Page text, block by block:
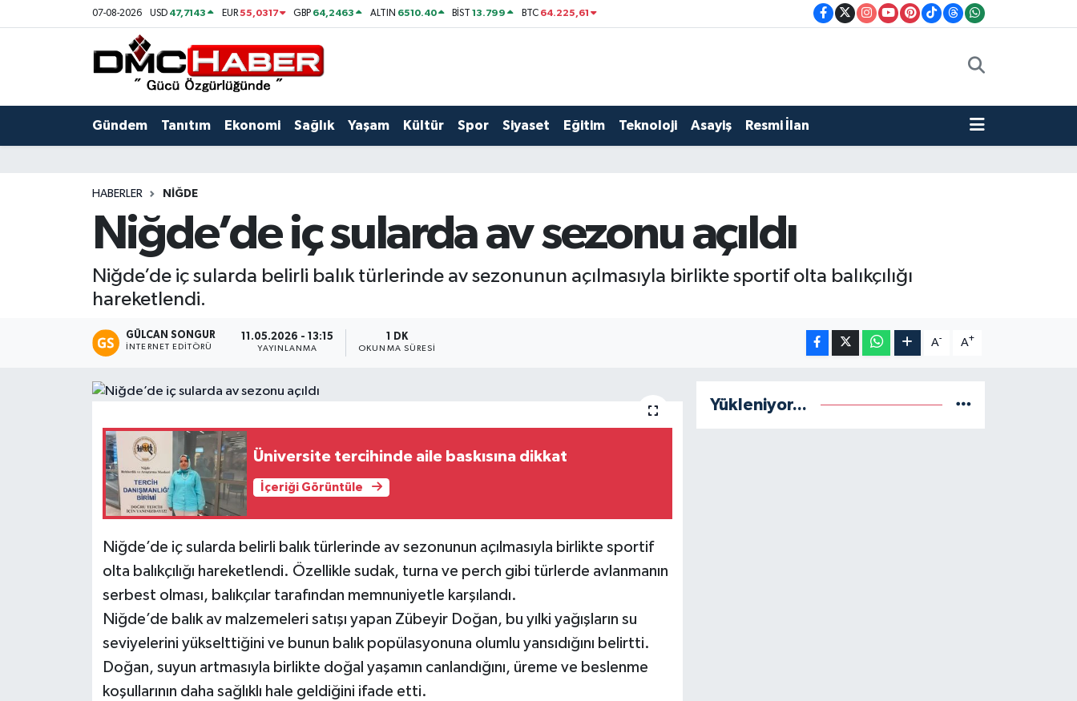
07-08-2026 USD 47,7143 EUR55,0317 GBP 64,2463 ALTIN 6510.40 BİST13.799 BTC 64.225,61
Gündem Tanıtım Ekonomi Sağlık Yaşam Kültür Spor Siyaset Eğitim Teknoloji Asayiş Resmi İlan
HABERLER NIĞDE
Niğde’de iç sularda av sezonu açıldı
Niğde’de iç sularda belirli balık türlerinde av sezonunun açılmasıyla birlikte sportif olta balıkçılığı
hareketlendi.
GÜLCAN SONGUR
İNTERNET EDITÖRÜ
11.05.2026 - 13:15
YAYINLANMA
1 DK
OKUNMA SÜRESI
A- A+
Üniversite tercihinde aile baskısına dikkat
İçeriği Görüntüle
Niğde’de iç sularda belirli balık türlerinde av sezonunun açılmasıyla birlikte sportif
olta balıkçılığı hareketlendi. Özellikle sudak, turna ve perch gibi türlerde avlanmanın
serbest olması, balıkçılar tarafından memnuniyetle karşılandı.
Niğde’de balık av malzemeleri satışı yapan Zübeyir Doğan, bu yılki yağışların su
seviyelerini yükselttiğini ve bunun balık popülasyonuna olumlu yansıdığını belirtti.
Doğan, suyun artmasıyla birlikte doğal yaşamın canlandığını, üreme ve beslenme
koşullarının daha sağlıklı hale geldiğini ifade etti.
Yükleniyor...
Gündem
Siyaset
Teknoloji
Resmi İlan
Nöbetçi Eczaneler
Tüm Manşetler
Haber Arşivi